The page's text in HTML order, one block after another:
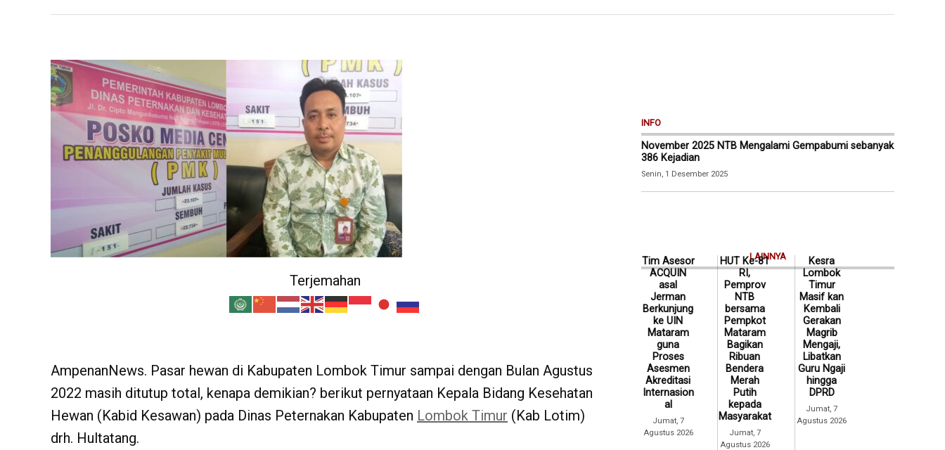
Terjemahan
AmpenanNews. Pasar hewan di Kabupaten Lombok Timur sampai dengan Bulan Agustus
2022 masih ditutup total, kenapa demikian? berikut pernyataan Kepala Bidang Kesehatan
Hewan (Kabid Kesawan) pada Dinas Peternakan Kabupaten Lombok Timur (Kab Lotim)
drh. Hultatang.
INFO
November 2025 NTB Mengalami Gempabumi sebanyak
386 Kejadian
Senin, 1 Desember 2025
LAINNYA
Tim Asesor
ACQUIN
asal
Jerman
Berkunjung
ke UIN
Mataram
guna
Proses
Asesmen
Akreditasi
Internasion
al
Jumat, 7
Agustus 2026
HUT Ke-81
RI,
Pemprov
NTB
bersama
Pempkot
Mataram
Bagikan
Ribuan
Bendera
Merah
Putih
kepada
Masyarakat
Jumat, 7
Agustus 2026
Kesra
Lombok
Timur
Masif kan
Kembali
Gerakan
Magrib
Mengaji,
Libatkan
Guru Ngaji
hingga
DPRD
Jumat, 7
Agustus 2026